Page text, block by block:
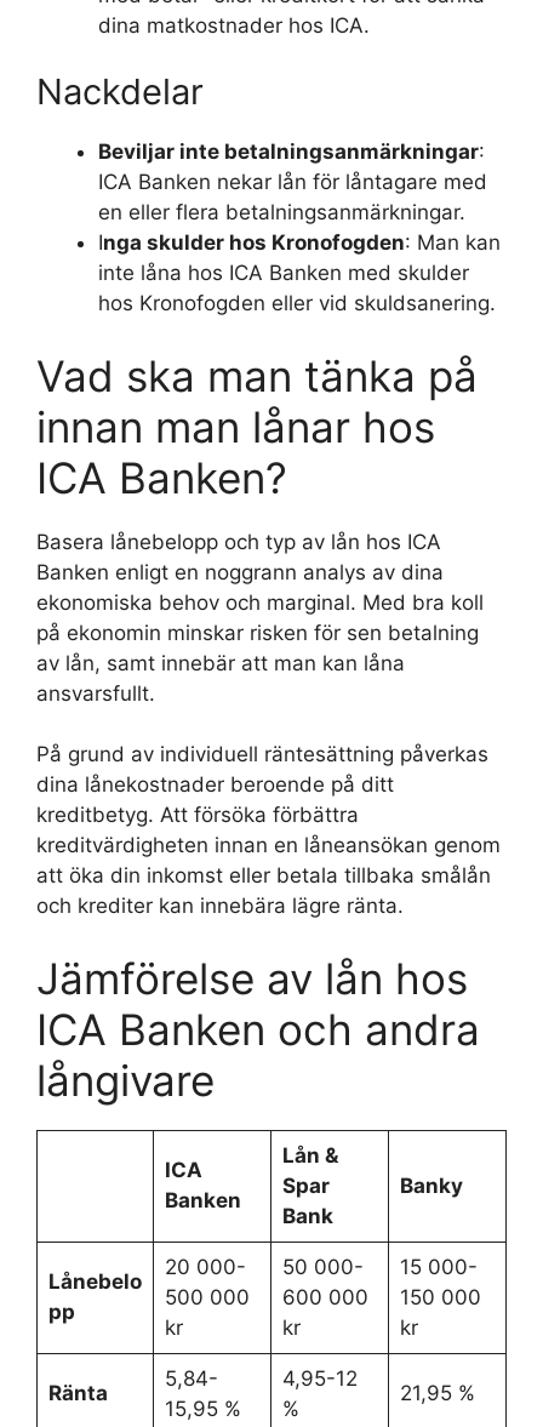
dina matkostnader hos ICA.
Nackdelar
Beviljar inte betalningsanmärkningar:
ICA Banken nekar lån för låntagare med
en eller flera betalningsanmärkningar.
Inga skulder hos Kronofogden: Man kan
inte låna hos ICA Banken med skulder
hos Kronofogden eller vid skuldsanering.
Vad ska man tänka på
innan man lånar hos
ICA Banken?
Basera lånebelopp och typ av lån hos ICA
Banken enligt en noggrann analys av dina
ekonomiska behov och marginal. Med bra koll
på ekonomin minskar risken för sen betalning
av lån, samt innebär att man kan låna
ansvarsfullt.
På grund av individuell räntesättning påverkas
dina lånekostnader beroende på ditt
kreditbetyg. Att försöka förbättra
kreditvärdigheten innan en låneansökan genom
att öka din inkomst eller betala tillbaka smålån
och krediter kan innebära lägre ränta.
Jämförelse av lån hos
ICA Banken och andra
långivare
ICA
Banken
Lån &
Spar
Bank
Banky
Lånebelo
pp
20 000-
500 000
kr
50 000-
600 000
kr
15 000-
150 000
kr
Ränta
5,84-
15,95 %
4,95-12
%
21,95 %